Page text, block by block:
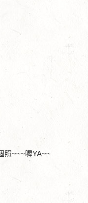
照~~~喔YA~~